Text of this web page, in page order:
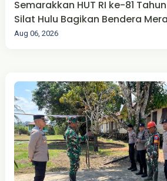
Semarakkan HUT RI ke-81
Silat Hulu Bagikan Bendera
Aug 06, 2026